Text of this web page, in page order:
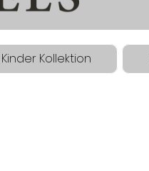
Kinder Kollektion